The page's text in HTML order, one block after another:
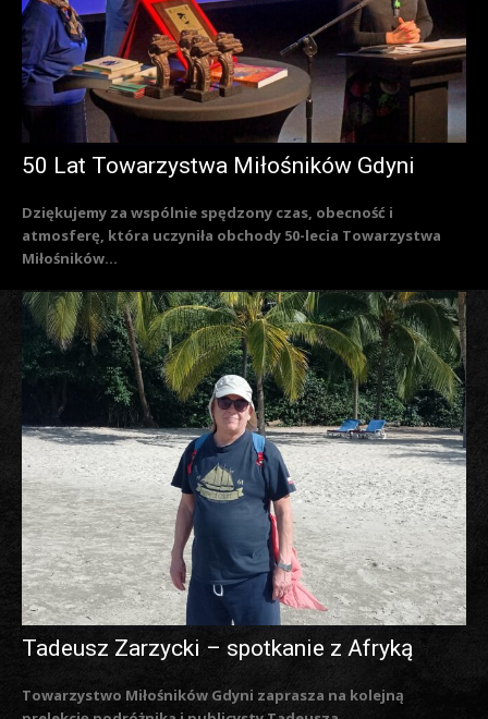
50 Lat Towarzystwa Miłośników Gdyni
Dziękujemy za wspólnie spędzony czas, obecność i
atmosferę, która uczyniła obchody 50-lecia Towarzystwa
Miłośników...
Tadeusz Zarzycki – spotkanie z Afryką
Towarzystwo Miłośników Gdyni zaprasza na kolejną